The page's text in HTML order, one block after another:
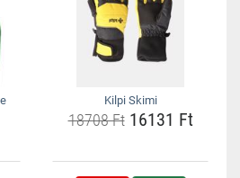
Kilpi Skimi
18708 Ft16131 Ft